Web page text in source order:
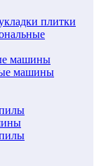
плитки
машины
машины